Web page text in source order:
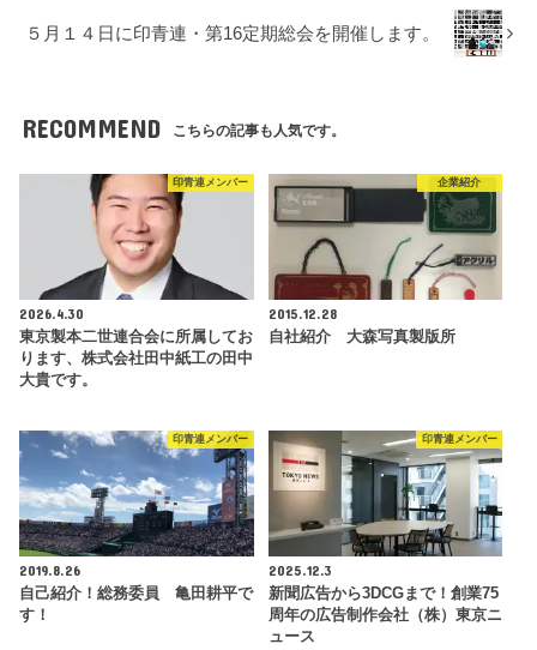
５月１４日に印青連・第16定期総会を開催します。
RECOMMEND こちらの記事も人気です。
印青連メンバー
2026.4.30
東京製本二世連合会に所属してお
ります、株式会社田中紙工の田中
大貴です。
企業紹介
2015.12.28
自社紹介 大森写真製版所
印青連メンバー
2019.8.26
自己紹介！総務委員 亀田耕平で
す！
印青連メンバー
2025.12.3
新聞広告から3DCGまで！創業75
周年の広告制作会社（株）東京ニ
ュース